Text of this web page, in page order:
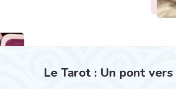
Le Tarot : Un pont